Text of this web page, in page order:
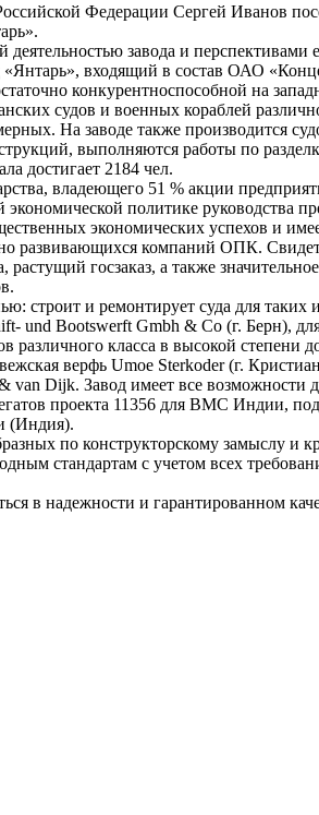
Федерации Сергей Иванов
завода и перспективами
входящий в состав ОАО
конкурентноспособной на
судов и военных кораблей
На заводе также производится
выполняются работы по
достигает 2184 чел.
владеющего 51 % акции
политике руководства
экономических успехов и
развивающихся компаний ОПК.
госзаказ, а также
строит и ремонтирует суда для таких
und Bootswerft Gmbh & Co (г. Берн),
класса в высокой степени
верфь Umoe Sterkoder (г.
van Dijk. Завод имеет все возможности
проекта 11356 для ВМС Индии,
(Индия).
по конструкторскому замыслу и
стандартам с учетом всех
в надежности и гарантированном